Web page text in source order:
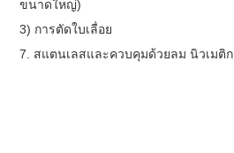
ขนาดใหญ่)
3) การตัดใบเลื่อย
7. สแตนเลสและควบคุมด้วยลม นิวเมติก